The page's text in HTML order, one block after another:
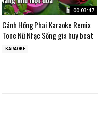
00:03:47
Cánh Hồng Phai Karaoke Remix
Tone Nữ Nhạc Sống gia huy beat
KARAOKE